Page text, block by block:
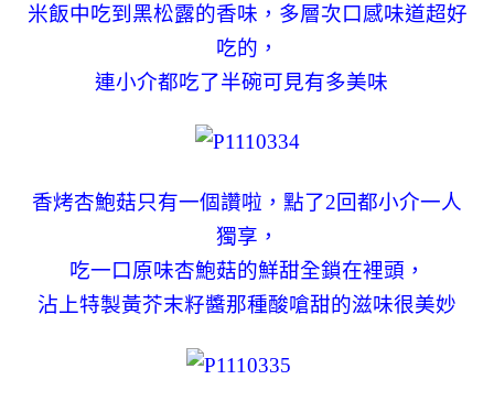
米飯中吃到黑松露的香味，多層次口感味道超好
吃的，
連小介都吃了半碗可見有多美味
香烤杏鮑菇只有一個讚啦，點了2回都小介一人
獨享，
吃一口原味杏鮑菇的鮮甜全鎖在裡頭，
沾上特製黃芥末籽醬那種酸嗆甜的滋味很美妙